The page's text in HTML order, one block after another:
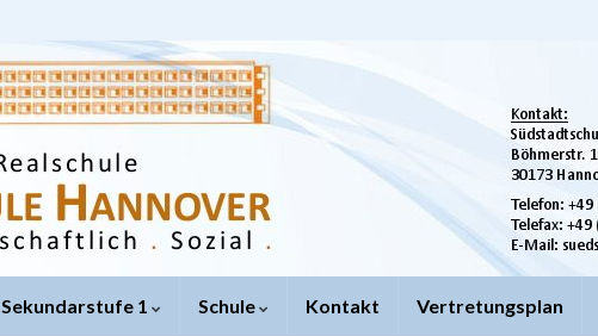
Sekundarstufe 1 Schule Kontakt Vertretungsplan